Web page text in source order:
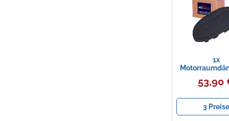
1x
AIC 57113
SEAT53,90
3 Preise